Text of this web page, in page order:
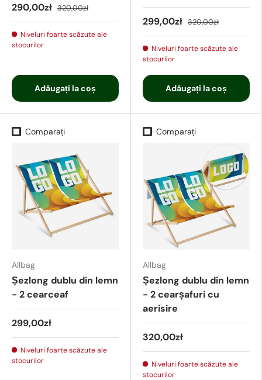
290,00zł 320,00zł
Niveluri foarte scăzute ale
stocurilor
Adăugați la coș
299,00zł 320,00zł
Niveluri foarte scăzute ale
stocurilor
Adăugați la coș
Comparați
Allbag
Șezlong dublu din lemn
- 2 cearceaf
299,00zł
Niveluri foarte scăzute ale
stocurilor
Comparați
Allbag
Șezlong dublu din lemn
- 2 cearșafuri cu
aerisire
320,00zł
Niveluri foarte scăzute ale
stocurilor